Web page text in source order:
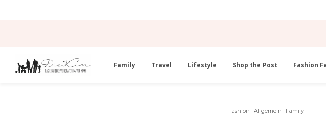
Family Travel Lifestyle Shop the Post Fashion
Fashion Allgemein Family